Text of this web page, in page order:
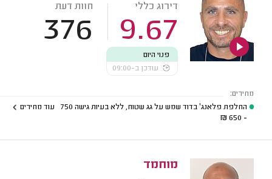
דירוג כללי
9.67
חוות דעת
376
פנוי היום
עודכן ב-09:00
מחירים:
החלפת פלאנג' בדוד שמש על גג שטוח, ללא בעיות גישה 750
- 650
₪
עוד מחירים
מוחמד